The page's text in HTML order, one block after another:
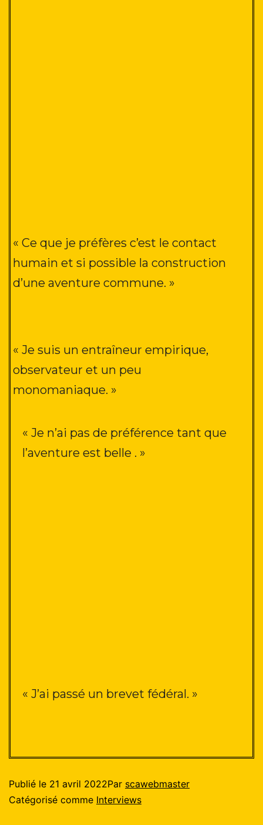
« Ce que je préfères c’est le contact
humain et si possible la construction
d’une aventure commune. »
« Je suis un entraîneur empirique,
observateur et un peu
monomaniaque. »
« Je n’ai pas de préférence tant que
l’aventure est belle . »
« J’ai passé un brevet fédéral. »
Publié le 21 avril 2022Par scawebmaster
Catégorisé comme Interviews